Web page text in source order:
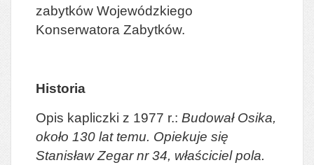
zabytków Wojewódzkiego
Konserwatora Zabytków.
Historia
Opis kapliczki z 1977 r.: Budował Osika,
około 130 lat temu. Opiekuje się
Stanisław Zegar nr 34, właściciel pola.